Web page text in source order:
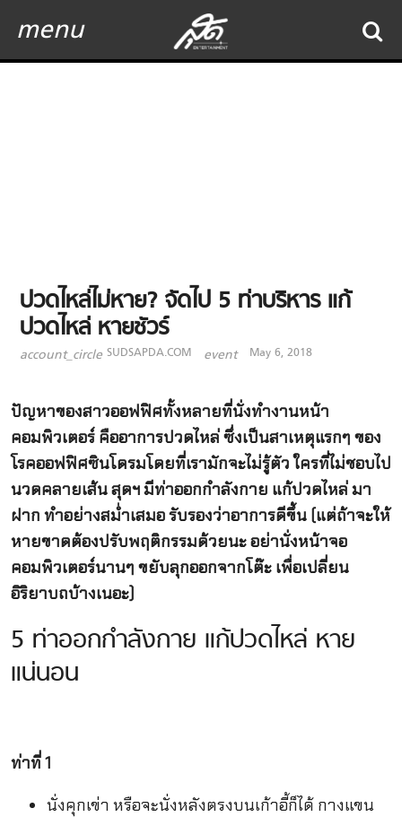
menu
ปวดไหล่ไม่หาย? จัดไป 5 ท่าบริหาร แก้
ปวดไหล่ หายชัวร์
account_circle SUDSAPDA.COM event May 6, 2018
ปัญหาของสาวออฟฟิศทั้งหลายที่นั่งทำงานหน้า
คอมพิวเตอร์ คืออาการปวดไหล่ ซึ่งเป็นสาเหตุแรกๆ ของ
โรคออฟฟิศซินโดรมโดยที่เรามักจะไม่รู้ตัว ใครที่ไม่ชอบไป
นวดคลายเส้น สุดฯ มีท่าออกกำลังกาย แก้ปวดไหล่ มา
ฝาก ทำอย่างสม่ำเสมอ รับรองว่าอาการดีขึ้น (แต่ถ้าจะให้
หายขาดต้องปรับพฤติกรรมด้วยนะ อย่านั่งหน้าจอ
คอมพิวเตอร์นานๆ ขยับลุกออกจากโต๊ะ เพื่อเปลี่ยน
อิริยาบถบ้างเนอะ)
5 ท่าออกกำลังกาย แก้ปวดไหล่ หาย
แน่นอน
ท่าที่ 1
นั่งคุกเข่า หรือจะนั่งหลังตรงบนเก้าอี้ก็ได้ กางแขน